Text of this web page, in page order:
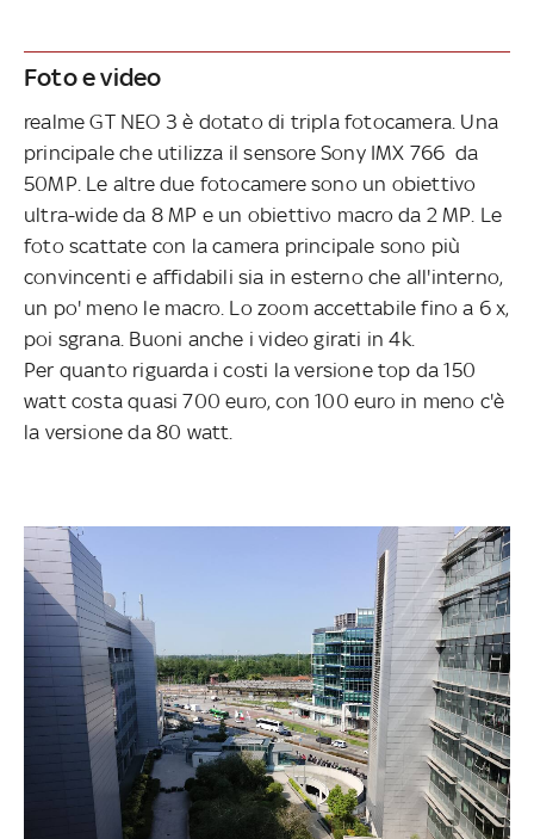
Foto e video
realme GT NEO 3 è dotato di tripla fotocamera. Una
principale che utilizza il sensore Sony IMX 766 da
50MP. Le altre due fotocamere sono un obiettivo
ultra-wide da 8 MP e un obiettivo macro da 2 MP. Le
foto scattate con la camera principale sono più
convincenti e affidabili sia in esterno che all'interno,
un po' meno le macro. Lo zoom accettabile fino a 6 x,
poi sgrana. Buoni anche i video girati in 4k.
Per quanto riguarda i costi la versione top da 150
watt costa quasi 700 euro, con 100 euro in meno c'è
la versione da 80 watt.